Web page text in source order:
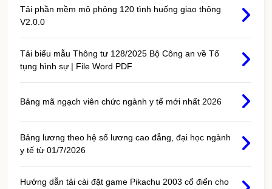
Tải phần mềm mô phỏng 120 tình huống giao thông
V2.0.0
Tải biểu mẫu Thông tư 128/2025 Bộ Công an về Tố
tụng hình sự | File Word PDF
Bảng mã ngạch viên chức ngành y tế mới nhất 2026
Bảng lương theo hệ số lương cao đẳng, đại học ngành
y tế từ 01/7/2026
Hướng dẫn tải cài đặt game Pikachu 2003 cổ điển cho